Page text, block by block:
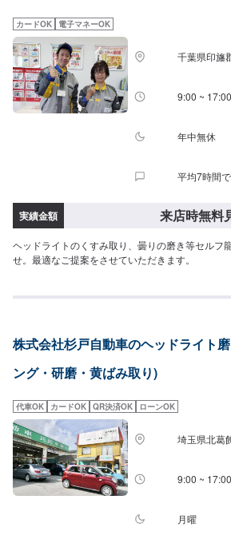
い。駐車スペースは事務所前の空いているスペー
付はスタッフへ「メンテモで予約しました」とお
します。【定休日・営業時間】定休日：日曜日、
カードOK 電子マネーOK
千葉県印旛
9:00 ~ 17:00
年中無休
平均7時間
実績金額 来店時無料
ヘッドライトのくすみ取り、曇りの磨き等セルフ
せ。最適なご提案をさせていただきます。
株式会社杉戸自動車のヘッドライト
ング・研磨・黄ばみ取り)
代車OK カードOK QR決済OK ローンOK
埼玉県北葛
9:00 ~ 17:00
月曜